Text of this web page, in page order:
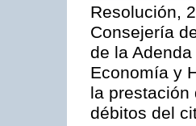
Resolución,
Consejería
de la
Economía y
la prestación
débitos del